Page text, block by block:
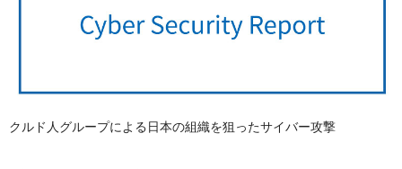
OTセキュリティ
課題から探す
カタログダウンロード
クルド人グループによる日本の組織を狙ったサイバー攻撃